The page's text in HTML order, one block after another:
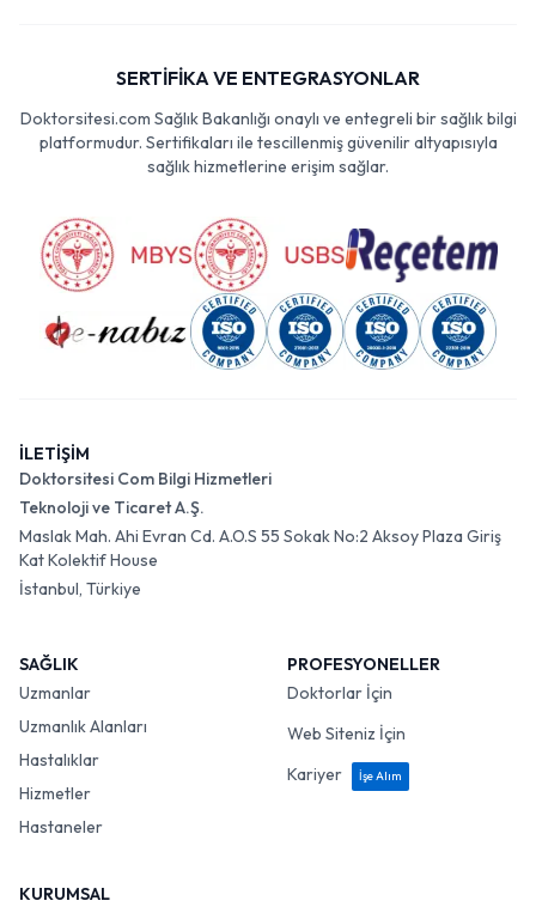
SERTİFİKA VE ENTEGRASYONLAR
Doktorsitesi.com Sağlık Bakanlığı onaylı ve entegreli bir sağlık bilgi
platformudur. Sertifikaları ile tescillenmiş güvenilir altyapısıyla
sağlık hizmetlerine erişim sağlar.
İLETİŞİM
Doktorsitesi Com Bilgi Hizmetleri
Teknoloji ve Ticaret A.Ş.
Maslak Mah. Ahi Evran Cd. A.O.S 55 Sokak No:2 Aksoy Plaza Giriş
Kat Kolektif House
İstanbul, Türkiye
SAĞLIK
Uzmanlar
Uzmanlık Alanları
Hastalıklar
Hizmetler
Hastaneler
PROFESYONELLER
Doktorlar İçin
Web Siteniz İçin
Kariyer
İşe Alım
KURUMSAL